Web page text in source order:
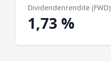
Dividendenrendite (FWD)
1,73 %